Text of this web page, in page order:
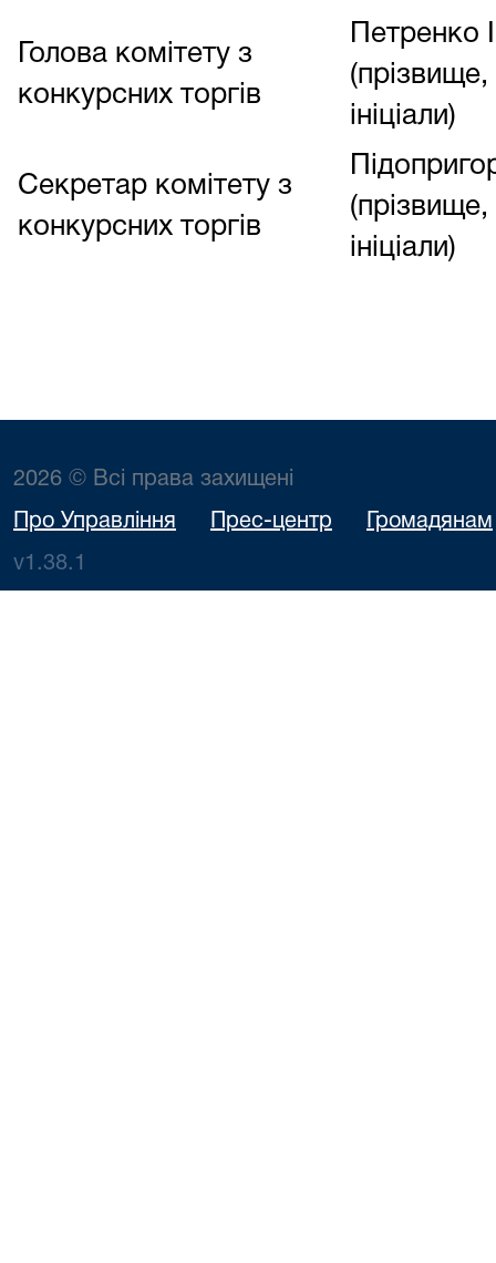
Голова комітету з
конкурсних торгів
Петренко
(прізвище,
ініціали)
Секретар комітету з
конкурсних торгів
(прізвище,
ініціали)
2026 © Всі права захищені
Про Управління Прес-центр Громадянам
v1.38.1